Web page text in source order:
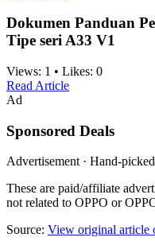
Dokumen Panduan
Tipe seri A33 V1
Views: 1 • Likes: 0
Read Article
Ad
Sponsored Deals
Advertisement · Hand-
These are paid/affiliate
not related to OPPO or
Source: View original article